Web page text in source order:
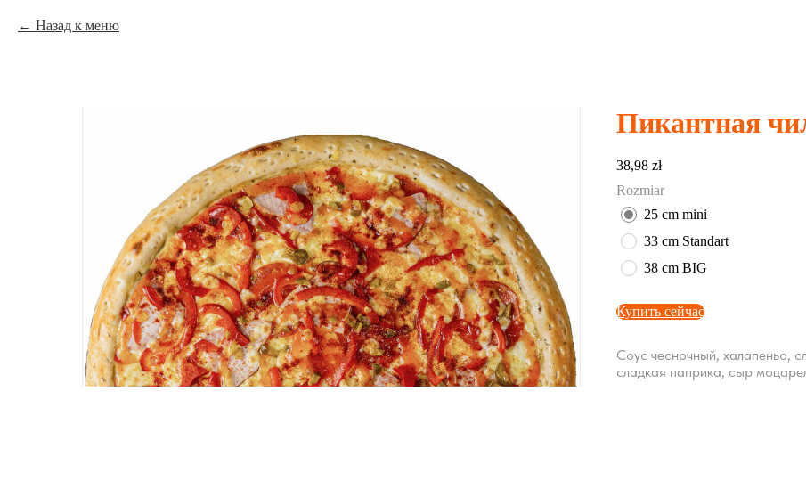
Назад к меню
Пикантная
38,98 zł
Rozmiar
25 cm mini
33 cm Standart
38 cm BIG
Купить сейчас
Соус чесночный, халапеньо,
сладкая паприка, сыр